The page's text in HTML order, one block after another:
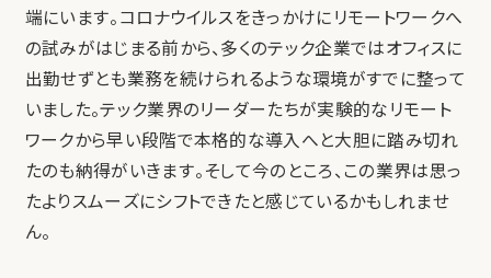
端にいます。コロナウイルスをきっかけにリモートワークへ
の試みがはじまる前から、多くのテック企業ではオフィスに
出勤せずとも業務を続けられるような環境がすでに整って
いました。テック業界のリーダーたちが実験的なリモート
ワークから早い段階で本格的な導入へと大胆に踏み切れ
たのも納得がいきます。そして今のところ、この業界は思っ
たよりスムーズにシフトできたと感じているかもしれませ
ん。